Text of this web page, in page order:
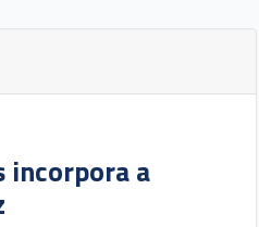
incorpora a